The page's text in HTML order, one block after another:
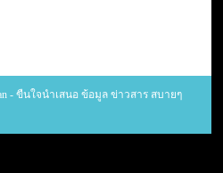
- ขืนใจนำเสนอ ข้อมูล ข่าวสาร สบายๆ